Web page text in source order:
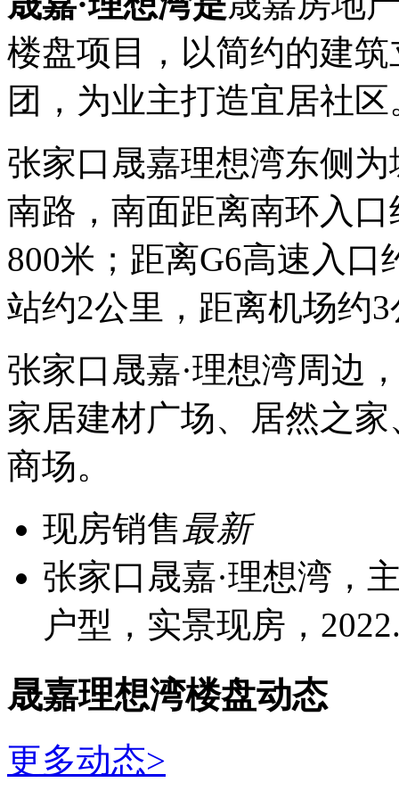
楼盘项目，以简约的建
团，为业主打造宜居社区
张家口晟嘉理想湾东侧
南路，南面距离南环入
800米；距离G6高速入
站约2公里，距离机场约
张家口晟嘉·理想湾周边
家居建材广场、居然之
商场。
现房销售最新
张家口晟嘉·理想湾，
户型，实景现房，
晟嘉理想湾楼盘动态
更多动态>